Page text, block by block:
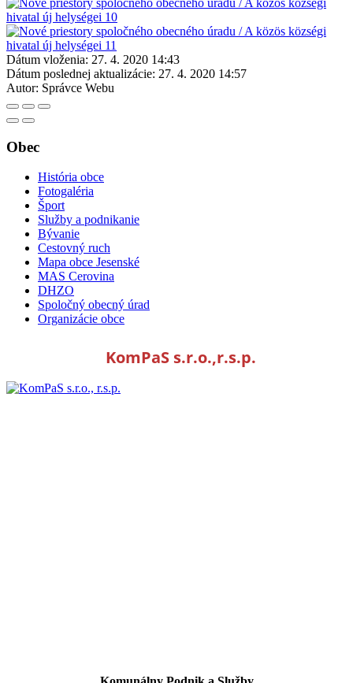
Dátum vloženia: 27. 4. 2020 14:43
Dátum poslednej aktualizácie: 27. 4. 2020 14:57
Autor: Správce Webu
Obec
História obce
Fotogaléria
Šport
Služby a podnikanie
Bývanie
Cestovný ruch
Mapa obce Jesenské
MAS Cerovina
DHZO
Spoločný obecný úrad
Organizácie obce
KomPaS s.r.o.,r.s.p.